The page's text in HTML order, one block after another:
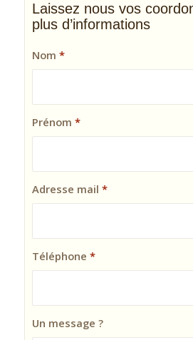
Laissez nous vos
plus d’informations
Nom *
Prénom *
Adresse mail *
Téléphone *
Un message ?